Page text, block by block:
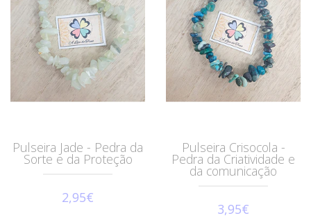
Pulseira Jade - Pedra da
Sorte e da Proteção
2,95€
Pulseira Crisocola -
Pedra da Criatividade e
da comunicação
3,95€